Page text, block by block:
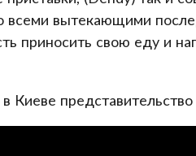
всеми вытекающими
приносить свою еду и
Киеве